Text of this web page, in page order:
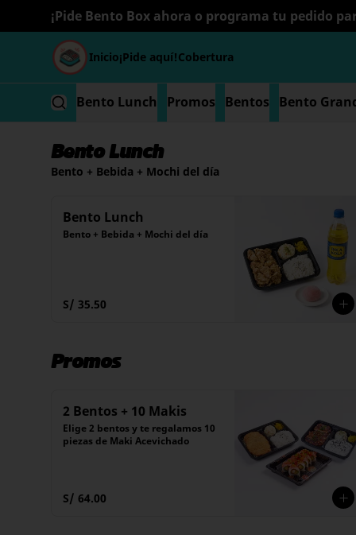
¡Pide Bento Box ahora o programa tu pedido
Inicio¡Pide aquí!Cobertura
Bento Lunch Promos Bentos Bento
Bento Lunch
Bento + Bebida + Mochi del día
Bento Lunch
Bento + Bebida + Mochi del día
S/ 35.50
Promos
2 Bentos + 10 Makis
Elige 2 bentos y te regalamos 10
piezas de Maki Acevichado
S/ 64.00